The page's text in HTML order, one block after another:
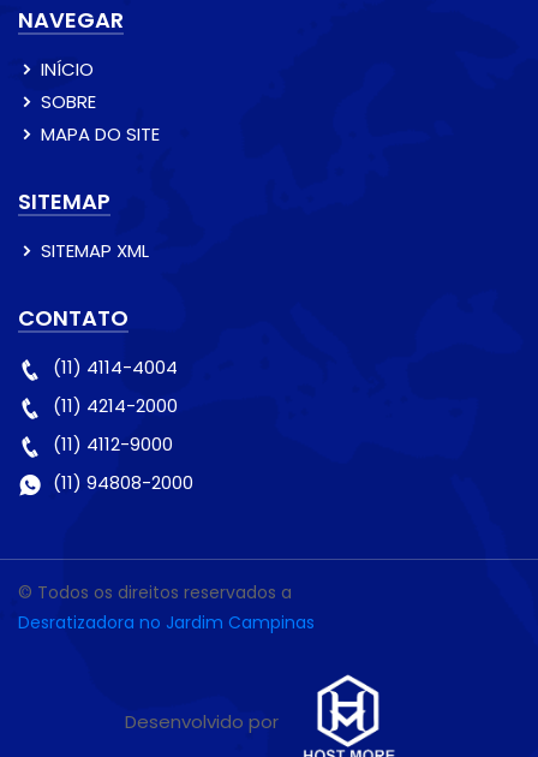
NAVEGAR
INÍCIO
SOBRE
MAPA DO SITE
SITEMAP
SITEMAP XML
CONTATO
(11) 4114-4004
(11) 4214-2000
(11) 4112-9000
(11) 94808-2000
© Todos os direitos reservados a
Desratizadora no Jardim Campinas
Desenvolvido por